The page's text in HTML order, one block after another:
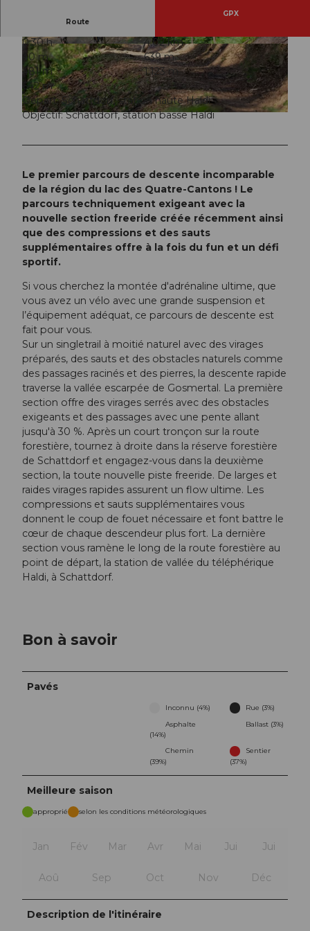
© Bikegenoss Zentralschweiz, Bikegenoss Zentralschweiz
© Bikegenoss Zentralschweiz, Bikegenoss Zent
ralschweiz
© Bikegenoss Zentralschweiz, Bikegenoss Zent
ralschweiz
Route
GPX
0:30 h
4,02 km
40 m
639 m
481 m
1.123 m
642 m
Départ: Schattdorf, station haute Haldi
Objectif: Schattdorf, station basse Haldi
Le premier parcours de descente incomparable
de la région du lac des Quatre-Cantons ! Le
parcours techniquement exigeant avec la
nouvelle section freeride créée récemment ainsi
que des compressions et des sauts
supplémentaires offre à la fois du fun et un défi
sportif.
Si vous cherchez la montée d'adrénaline ultime, que
vous avez un vélo avec une grande suspension et
l’équipement adéquat, ce parcours de descente est
fait pour vous.
Sur un singletrail à moitié naturel avec des virages
préparés, des sauts et des obstacles naturels comme
des passages racinés et des pierres, la descente rapide
traverse la vallée escarpée de Gosmertal. La première
section offre des virages serrés avec des obstacles
exigeants et des passages avec une pente allant
jusqu'à 30 %. Après un court tronçon sur la route
forestière, tournez à droite dans la réserve forestière
de Schattdorf et engagez-vous dans la deuxième
section, la toute nouvelle piste freeride. De larges et
raides virages rapides assurent un flow ultime. Les
compressions et sauts supplémentaires vous
donnent le coup de fouet nécessaire et font battre le
cœur de chaque descendeur plus fort. La dernière
section vous ramène le long de la route forestière au
point de départ, la station de vallée du téléphérique
Haldi, à Schattdorf.
Bon à savoir
Pavés
Inconnu (4%)
Rue (3%)
Asphalte
(14%)
Ballast (3%)
Chemin
(39%)
Sentier
(37%)
Meilleure saison
approprié selon les conditions météorologiques
Jan Fév Mar Avr Mai Jui Jui
Aoû Sep Oct Nov Déc
Description de l'itinéraire